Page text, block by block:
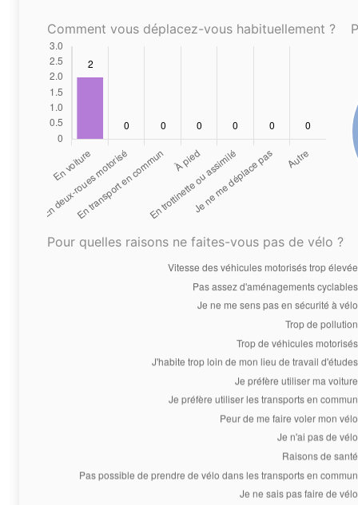
Comment vous déplacez-vous habituellement ?
Pour quelles raisons ne faites-vous pas de vélo ?